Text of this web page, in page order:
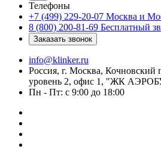
Телефоны
+7 (499) 229-20-07 Москва и
8 (800) 200-81-69 Бесплатный
Заказать звонок
info@klinker.ru
Россия, г. Москва, Кочновский
уровень 2, офис 1, "ЖК
Пн - Пт: с 9:00 до 18:00